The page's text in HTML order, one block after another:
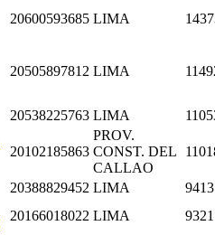
20600593685 LIMA
20505897812 LIMA
20538225763 LIMA
20102185863
PROV.
CONST. DEL
CALLAO
20388829452 LIMA
20166018022 LIMA